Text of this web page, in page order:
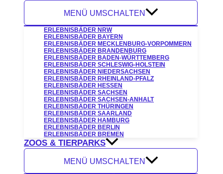
MENÜ UMSCHALTEN
ERLEBNISBÄDER NRW
ERLEBNISBÄDER BAYERN
ERLEBNISBÄDER MECKLENBURG-VORPOMMERN
ERLEBNISBÄDER BRANDENBURG
ERLEBNISBÄDER BADEN-WÜRTTEMBERG
ERLEBNISBÄDER SCHLESWIG-HOLSTEIN
ERLEBNISBÄDER NIEDERSACHSEN
ERLEBNISBÄDER RHEINLAND-PFALZ
ERLEBNISBÄDER HESSEN
ERLEBNISBÄDER SACHSEN
ERLEBNISBÄDER SACHSEN-ANHALT
ERLEBNISBÄDER THÜRINGEN
ERLEBNISBÄDER SAARLAND
ERLEBNISBÄDER HAMBURG
ERLEBNISBÄDER BERLIN
ERLEBNISBÄDER BREMEN
ZOOS & TIERPARKS
MENÜ UMSCHALTEN